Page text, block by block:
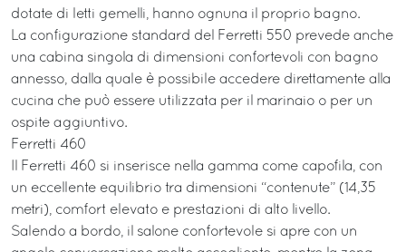
dotate di letti gemelli, hanno ognuna il proprio bagno.
La configurazione standard del Ferretti 550 prevede anche
una cabina singola di dimensioni confortevoli con bagno
annesso, dalla quale è possibile accedere direttamente alla
cucina che può essere utilizzata per il marinaio o per un
ospite aggiuntivo.
Ferretti 460
Il Ferretti 460 si inserisce nella gamma come capofila, con
un eccellente equilibrio tra dimensioni “contenute” (14,35
metri), comfort elevato e prestazioni di alto livello.
Salendo a bordo, il salone confortevole si apre con un